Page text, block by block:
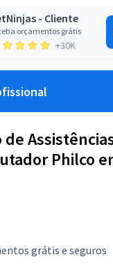
- Cliente
orçamentos grátis
+30K
Philco
grátis e seguros